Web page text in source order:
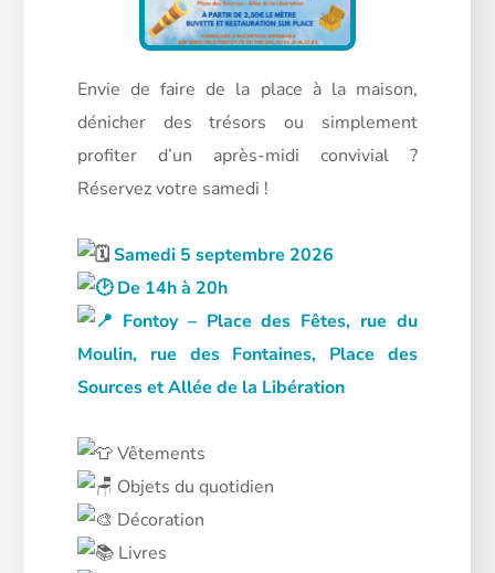
Envie de faire de la place à la maison,
dénicher des trésors ou simplement
profiter d’un après-midi convivial ?
Réservez votre samedi !
Samedi 5 septembre 2026
De 14h à 20h
Fontoy – Place des Fêtes, rue du
Moulin, rue des Fontaines, Place des
Sources et Allée de la Libération
Vêtements
Objets du quotidien
Décoration
Livres